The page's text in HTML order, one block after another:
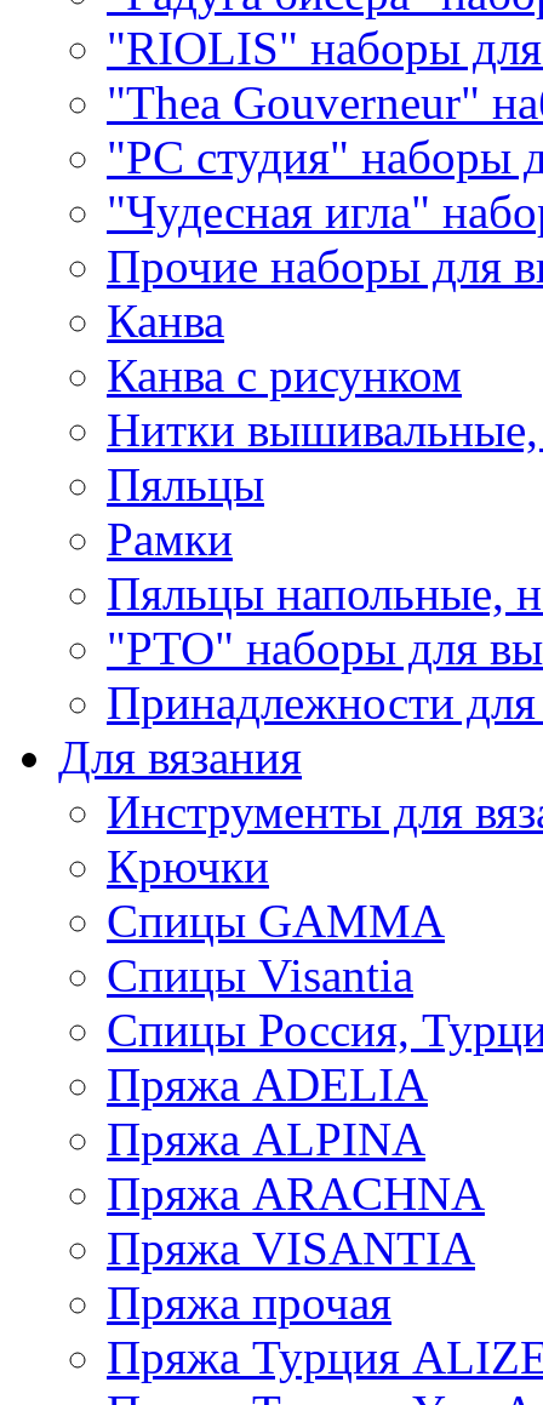
"RIOLIS" наборы
"Thea Gouverneur"
"РС студия" наборы
"Чудесная игла"
Прочие наборы для
Канва
Канва с рисунком
Нитки
Пяльцы
Рамки
Пяльцы напольные,
"РТО" наборы для
Принадлежности
Для вязания
Инструменты для
Крючки
Спицы GAMMA
Спицы Visantia
Спицы Россия,
Пряжа ADELIA
Пряжа ALPINA
Пряжа ARACHNA
Пряжа VISANTIA
Пряжа прочая
Пряжа Турция